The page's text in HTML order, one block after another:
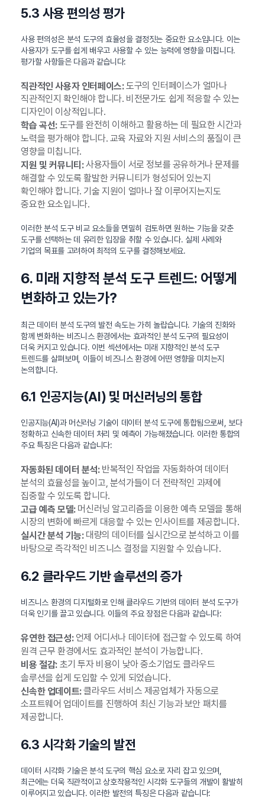
5.3 사용 편의성 평가
사용 편의성은 분석 도구의 효율성을 결정짓는 중요한 요소입니다. 이는
사용자가 도구를 쉽게 배우고 사용할 수 있는 능력에 영향을 미칩니다.
평가할 사항들은 다음과 같습니다:
직관적인 사용자 인터페이스:도구의 인터페이스가 얼마나
직관적인지 확인해야 합니다. 비전문가도 쉽게 적응할 수 있는
디자인이 이상적입니다.
학습 곡선:도구를 완전히 이해하고 활용하는 데 필요한 시간과
노력을 평가해야 합니다. 교육 자료와 지원 서비스의 품질이 큰
영향을 미칩니다.
지원 및 커뮤니티:사용자들이 서로 정보를 공유하거나 문제를
해결할 수 있도록 활발한 커뮤니티가 형성되어 있는지
확인해야 합니다. 기술 지원이 얼마나 잘 이루어지는지도
중요한 요소입니다.
이러한 분석 도구 비교 요소들을 면밀히 검토하면 원하는 기능을 갖춘
도구를 선택하는 데 유리한 입장을 취할 수 있습니다. 실제 사례와
기업의 목표를 고려하여 최적의 도구를 결정해보세요.
6. 미래 지향적 분석 도구 트렌드: 어떻게
변화하고 있는가?
최근 데이터 분석 도구의 발전 속도는 가히 놀랍습니다. 기술의 진화와
함께 변화하는 비즈니스 환경에서는 효과적인 분석 도구의 필요성이
더욱 커지고 있습니다. 이번 섹션에서는 미래 지향적인 분석 도구
트렌드를 살펴보며, 이들이 비즈니스 환경에 어떤 영향을 미치는지
논의합니다.
6.1 인공지능(AI) 및 머신러닝의 통합
인공지능(AI)과 머신러닝 기술이 데이터 분석 도구에 통합됨으로써, 보다
정확하고 신속한 데이터 처리 및 예측이 가능해졌습니다. 이러한 통합의
주요 특징은 다음과 같습니다:
자동화된 데이터 분석:반복적인 작업을 자동화하여 데이터
분석의 효율성을 높이고, 분석가들이 더 전략적인 과제에
집중할 수 있도록 합니다.
고급 예측 모델:머신러닝 알고리즘을 이용한 예측 모델을 통해
시장의 변화에 빠르게 대응할 수 있는 인사이트를 제공합니다.
실시간 분석 기능:대량의 데이터를 실시간으로 분석하고 이를
바탕으로 즉각적인 비즈니스 결정을 지원할 수 있습니다.
6.2 클라우드 기반 솔루션의 증가
비즈니스 환경의 디지털화로 인해 클라우드 기반의 데이터 분석 도구가
더욱 인기를 끌고 있습니다. 이들의 주요 장점은 다음과 같습니다:
유연한 접근성:언제 어디서나 데이터에 접근할 수 있도록 하여
원격 근무 환경에서도 효과적인 분석이 가능합니다.
비용 절감:초기 투자 비용이 낮아 중소기업도 클라우드
솔루션을 쉽게 도입할 수 있게 되었습니다.
신속한 업데이트:클라우드 서비스 제공업체가 자동으로
소프트웨어 업데이트를 진행하여 최신 기능과 보안 패치를
제공합니다.
6.3 시각화 기술의 발전
데이터 시각화 기술은 분석 도구의 핵심 요소로 자리 잡고 있으며,
최근에는 더욱 직관적이고 상호작용적인 시각화 도구들의 개발이 활발히
이루어지고 있습니다. 이러한 발전의 특징은 다음과 같습니다: